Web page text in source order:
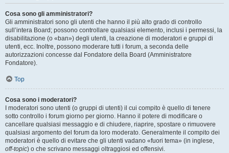
Cosa sono gli amministratori?
Gli amministratori sono gli utenti che hanno il più alto grado di controllo
sull’intera Board; possono controllare qualsiasi elemento, inclusi i permessi, la
disabilitazione (o «ban») degli utenti, la creazione di moderatori e gruppi di
utenti, ecc. Inoltre, possono moderare tutti i forum, a seconda delle
autorizzazioni concesse dal Fondatore della Board (Amministratore
Fondatore).
Top
Cosa sono i moderatori?
I moderatori sono utenti (o gruppi di utenti) il cui compito è quello di tenere
sotto controllo i forum giorno per giorno. Hanno il potere di modificare o
cancellare qualsiasi messaggio e di chiudere, riaprire, spostare o rimuovere
qualsiasi argomento del forum da loro moderato. Generalmente il compito dei
moderatori è quello di evitare che gli utenti vadano «fuori tema» (in inglese,
off-topic) o che scrivano messaggi oltraggiosi ed offensivi.